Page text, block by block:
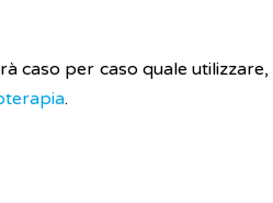
caso per caso quale
.